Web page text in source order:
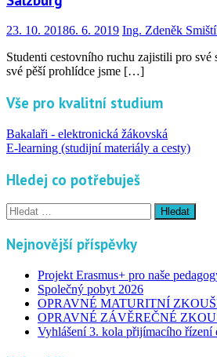
23. 10. 20186. 6. 2019 Ing. Zdeněk
Studenti cestovního ruchu zajistili pro
své pěší prohlídce jsme […]
Vše pro kvalitní studium
Bakalaři - elektronická žákovská
E-learning (studijní materiály a cesty)
Hledej co potřebuješ
Vyhledávání
Nejnovější příspěvky
Projekt Erasmus+ pro naše
Společný pobyt 2026
OPRAVNÉ MATURITNÍ
OPRAVNÉ ZÁVĚREČNÉ
Vyhlášení 3. kola přijímacího